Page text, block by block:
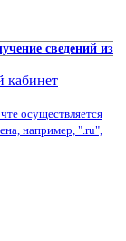
сведений из
кабинет
осуществляется
например, ".ru",